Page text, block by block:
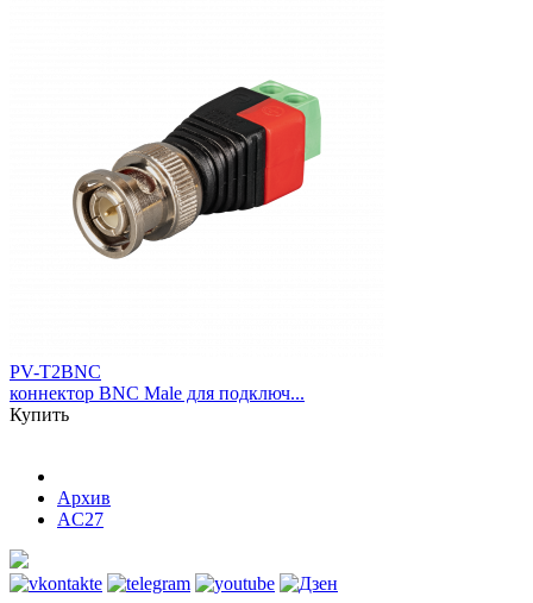
PV-T2BNC
коннектор BNC Male для подключ...
Купить
Архив
AC27